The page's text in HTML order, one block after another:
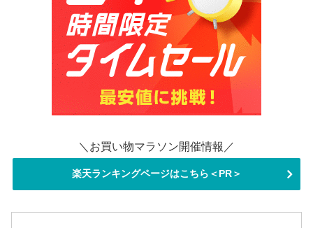
＼お買い物マラソン開催情報／
楽天ランキングページはこちら＜PR＞